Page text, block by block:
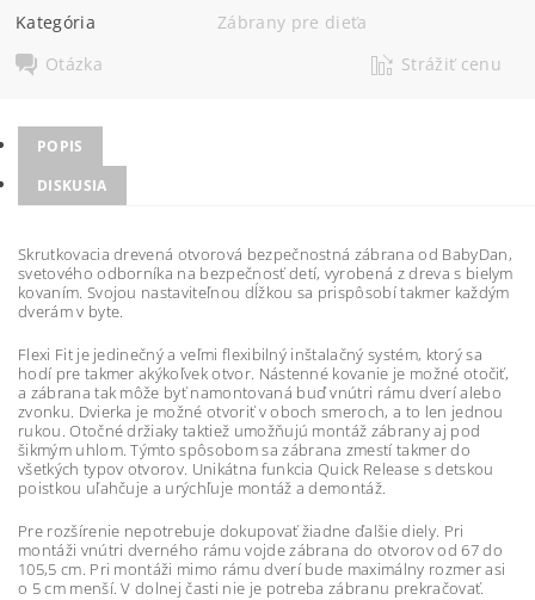
Kategória
Zábrany pre dieťa
Otázka
Strážiť cenu
POPIS
DISKUSIA
Skrutkovacia drevená otvorová bezpečnostná zábrana od BabyDan,
svetového odborníka na bezpečnosť detí, vyrobená z dreva s bielym
kovaním. Svojou nastaviteľnou dĺžkou sa prispôsobí takmer každým
dverám v byte.
Flexi Fit je jedinečný a veľmi flexibilný inštalačný systém, ktorý sa
hodí pre takmer akýkoľvek otvor. Nástenné kovanie je možné otočiť,
a zábrana tak môže byť namontovaná buď vnútri rámu dverí alebo
zvonku. Dvierka je možné otvoriť v oboch smeroch, a to len jednou
rukou. Otočné držiaky taktiež umožňujú montáž zábrany aj pod
šikmým uhlom. Týmto spôsobom sa zábrana zmestí takmer do
všetkých typov otvorov. Unikátna funkcia Quick Release s detskou
poistkou uľahčuje a urýchľuje montáž a demontáž.
Pre rozšírenie nepotrebuje dokupovať žiadne ďalšie diely. Pri
montáži vnútri dverného rámu vojde zábrana do otvorov od 67 do
105,5 cm. Pri montáži mimo rámu dverí bude maximálny rozmer asi
o 5 cm menší. V dolnej časti nie je potreba zábranu prekračovať.